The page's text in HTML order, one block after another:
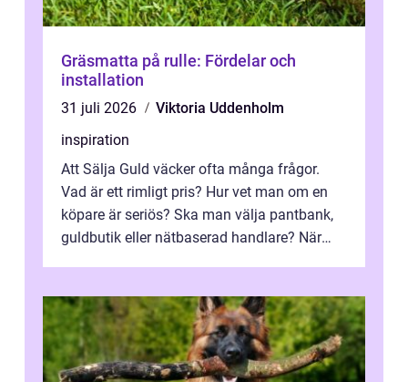
Gräsmatta på rulle: Fördelar och
installation
31 juli 2026
Viktoria Uddenholm
inspiration
Att Sälja Guld väcker ofta många frågor.
Vad är ett rimligt pris? Hur vet man om en
köpare är seriös? Ska man välja pantbank,
guldbutik eller nätbaserad handlare? När